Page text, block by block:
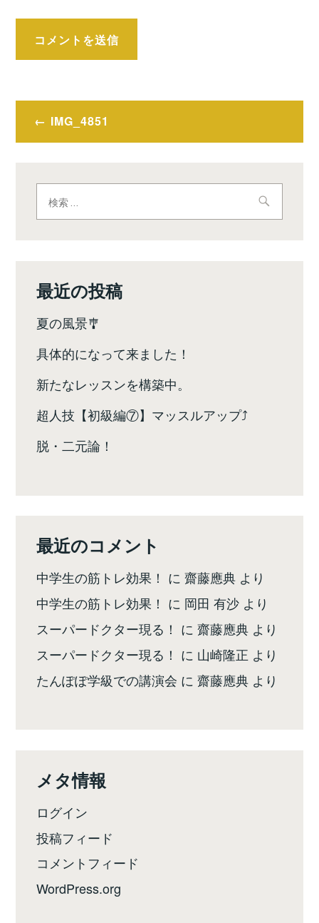
投
稿
ビ
ゲ
ョ
ン
IMG_4851
索:
最近の投稿
夏の風景🎐
具体的になって来ました！
新たなレッスンを構築中。
超人技【初級編⑦】マッスルアップ⤴️
脱・二元論！
最近のコメント
中学生の筋トレ効果！ に齋藤應典 より
中学生の筋トレ効果！ に 岡田 有沙 より
スーパードクター現る！ に齋藤應典 より
スーパードクター現る！ に 山崎隆正 より
たんぽぽ学級での講演会 に齋藤應典 より
メタ情報
ログイン
投稿フィード
コメントフィード
WordPress.org